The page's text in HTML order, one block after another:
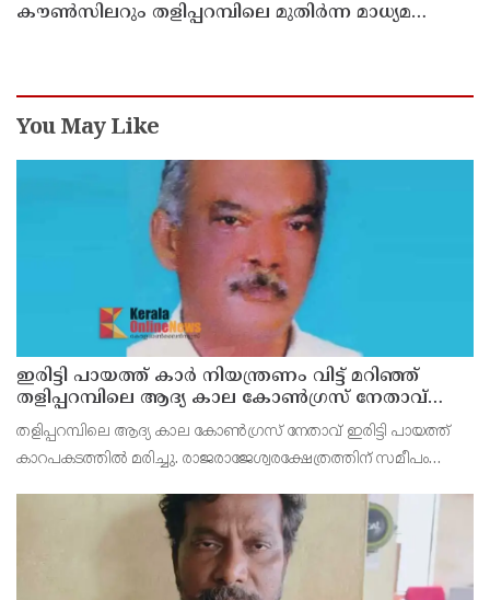
കൗൺസിലറും തളിപ്പറമ്പിലെ മുതിർന്ന മാധ്യമ
You May Like
ഇരിട്ടി പായത്ത് കാർ നിയന്ത്രണം വിട്ട് മറിഞ്ഞ്
തളിപ്പറമ്പിലെ ആദ്യ കാല കോണ്‍ഗ്രസ് നേതാവ്
മരിച്ചു
തളിപ്പറമ്പിലെ ആദ്യ കാല കോണ്‍ഗ്രസ് നേതാവ് ഇരിട്ടി പായത്ത്
കാറപകടത്തില്‍ മരിച്ചു. രാജരാജേശ്വരക്ഷേത്രത്തിന് സമീപം